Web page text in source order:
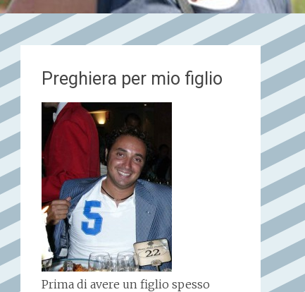
Preghiera per mio figlio
Prima di avere un figlio spesso